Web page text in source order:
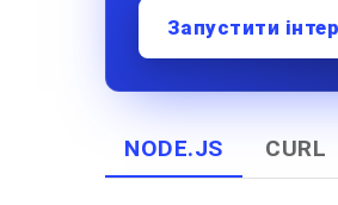
Запустити
NODE.JS CURL